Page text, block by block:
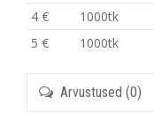
4 €
1000tk
5 €
1000tk
Arvustused (0)